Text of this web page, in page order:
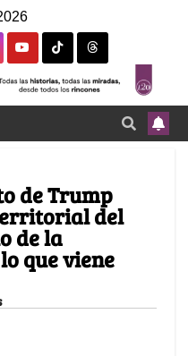
de Trump
del
de la
que viene